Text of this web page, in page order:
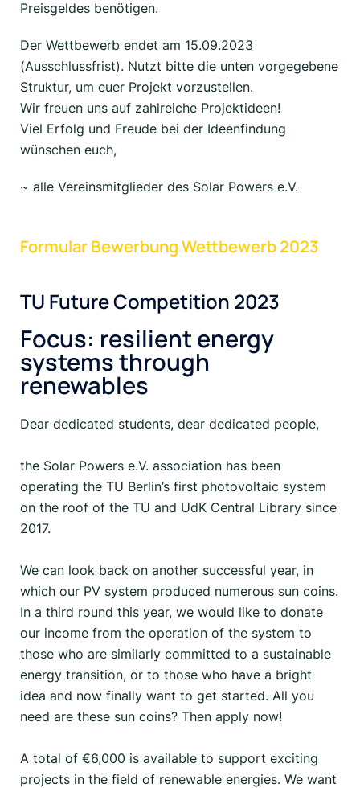
Preisgeldes benötigen.
Der Wettbewerb endet am 15.09.2023
(Ausschlussfrist). Nutzt bitte die unten vorgegebene
Struktur, um euer Projekt vorzustellen.
Wir freuen uns auf zahlreiche Projektideen!
Viel Erfolg und Freude bei der Ideenfindung
wünschen euch,
~ alle Vereinsmitglieder des Solar Powers e.V.
Formular Bewerbung Wettbewerb 2023
TU Future Competition 2023
Focus: resilient energy
systems through
renewables
Dear dedicated students, dear dedicated people,
the Solar Powers e.V. association has been
operating the TU Berlin’s first photovoltaic system
on the roof of the TU and UdK Central Library since
2017.
We can look back on another successful year, in
which our PV system produced numerous sun coins.
In a third round this year, we would like to donate
our income from the operation of the system to
those who are similarly committed to a sustainable
energy transition, or to those who have a bright
idea and now finally want to get started. All you
need are these sun coins? Then apply now!
A total of €6,000 is available to support exciting
projects in the field of renewable energies. We want